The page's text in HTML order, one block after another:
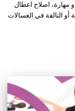
و مهارة، اصلاح اعطال
التالفة في الغسالات